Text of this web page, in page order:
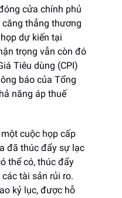
cửa chính phủ
thẳng thương
dự kiến tại
trọng vẫn còn đó
Tiêu dùng (CPI)
báo của Tổng
năng áp thuế
cuộc họp cấp
đã thúc đẩy sự lạc
thể có, thúc đẩy
tài sản rủi ro.
kỷ lục, được hỗ